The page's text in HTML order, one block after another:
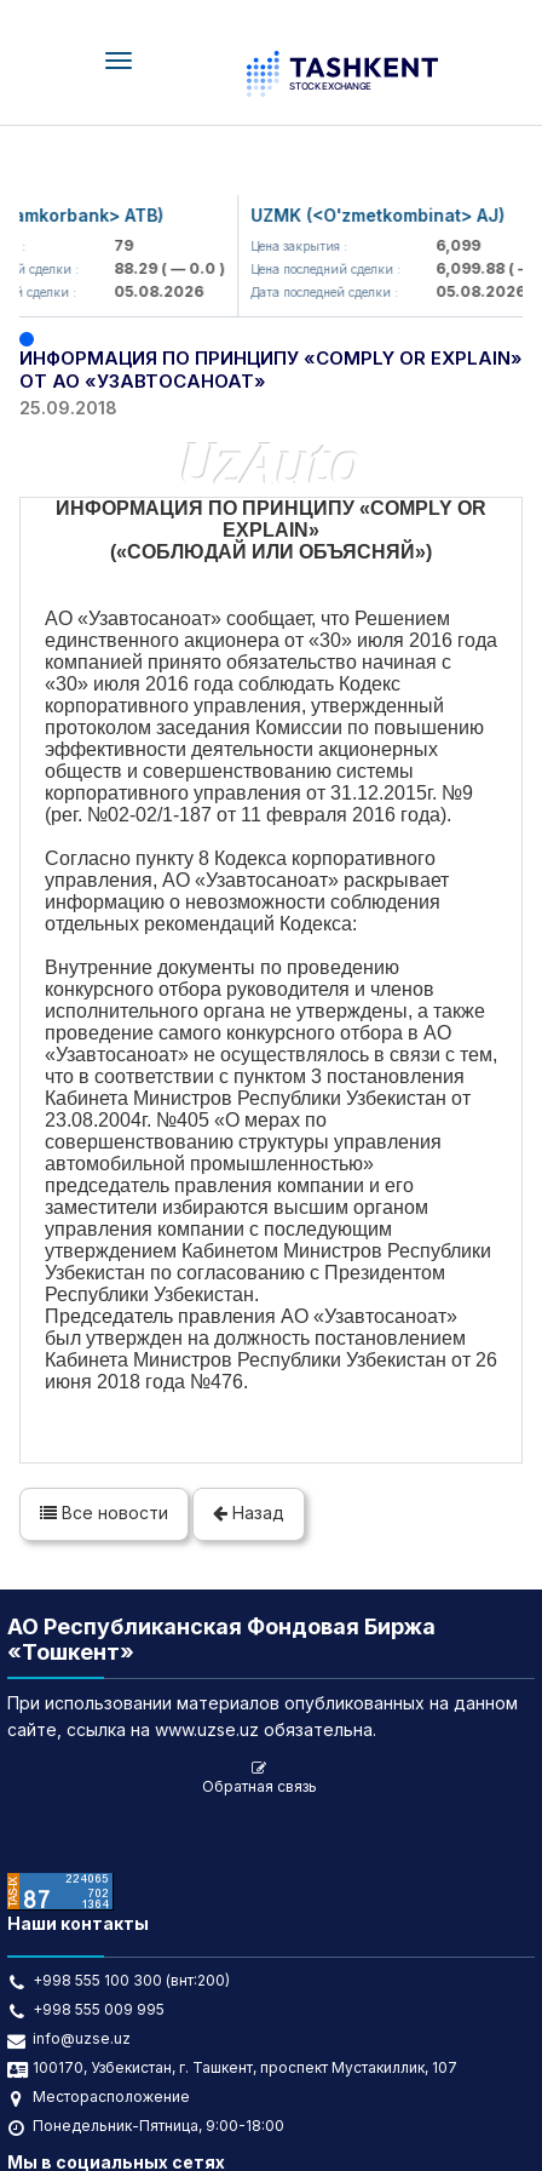
Toggle
ATB)
79
сделки : 88.29( — 0.0 )
сделки : 05.08.2026
UZMK (<O'zmetkombinat> AJ)
Цена закрытия : 6,099
Цена последний сделки : 6,099.88( —
Дата последней сделки : 05.08.2026
ИНФОРМАЦИЯ ПО ПРИНЦИПУ «COMPLY OR EXPLAIN»
ОТ АО «УЗАВТОСАНОАТ»
25.09.2018
ИНФОРМАЦИЯ ПО ПРИНЦИПУ «COMPLY OR
EXPLAIN»
(«СОБЛЮДАЙ ИЛИ ОБЪЯСНЯЙ»)
АО «Узавтосаноат» сообщает, что Решением
единственного акционера от «30» июля 2016 года
компанией принято обязательство начиная с
«30» июля 2016 года соблюдать Кодекс
корпоративного управления, утвержденный
протоколом заседания Комиссии по повышению
эффективности деятельности акционерных
обществ и совершенствованию системы
корпоративного управления от 31.12.2015г. №9
(рег. №02-02/1-187 от 11 февраля 2016 года).
Согласно пункту 8 Кодекса корпоративного
управления, АО «Узавтосаноат» раскрывает
информацию о невозможности соблюдения
отдельных рекомендаций Кодекса:
Внутренние документы по проведению
конкурсного отбора руководителя и членов
исполнительного органа не утверждены, а также
проведение самого конкурсного отбора в АО
«Узавтосаноат» не осуществлялось в связи с тем,
что в соответствии с пунктом 3 постановления
Кабинета Министров Республики Узбекистан от
23.08.2004г. №405 «О мерах по
совершенствованию структуры управления
автомобильной промышленностью»
председатель правления компании и его
заместители избираются высшим органом
управления компании с последующим
утверждением Кабинетом Министров Республики
Узбекистан по согласованию с Президентом
Республики Узбекистан.
Председатель правления АО «Узавтосаноат»
был утвержден на должность постановлением
Кабинета Министров Республики Узбекистан от 26
июня 2018 года №476.
Все новости Назад
АО Республиканская Фондовая Биржа
«Тошкент»
При использовании материалов опубликованных на данном
сайте, ссылка на www.uzse.uz обязательна.
Обратная связь
Наши контакты
+998 555 100 300 (внт:200)
+998 555 009 995
info@uzse.uz
100170, Узбекистан, г. Ташкент, проспект Мустакиллик, 107
Месторасположение
Понедельник-Пятница, 9:00-18:00
Мы в социальных сетях